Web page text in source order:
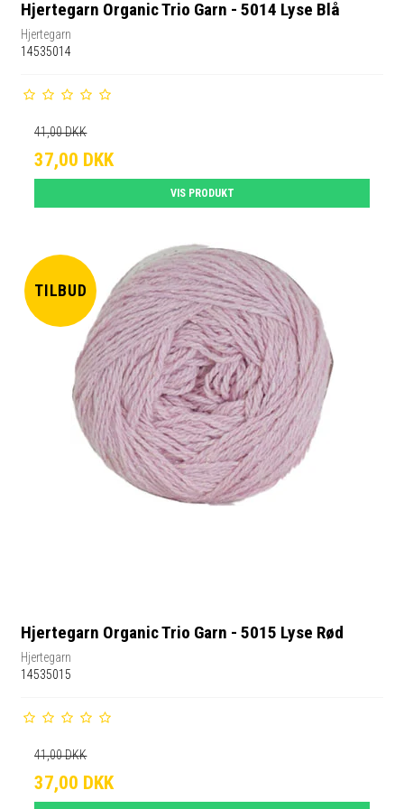
Hjertegarn Organic Trio Garn - 5014 Lyse Blå
Hjertegarn
14535014
41,00 DKK
37,00 DKK
VIS PRODUKT
TILBUD
Hjertegarn Organic Trio Garn - 5015 Lyse Rød
Hjertegarn
14535015
41,00 DKK
37,00 DKK